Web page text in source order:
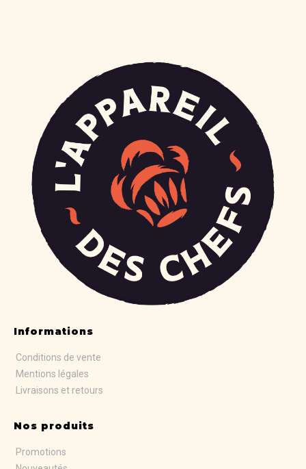
Informations
Conditions de vente
Mentions légales
Livraisons et retours
Nos produits
Promotions